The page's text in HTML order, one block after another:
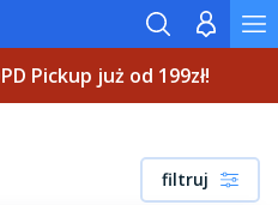
Pickup już od 199zł!
filtruj